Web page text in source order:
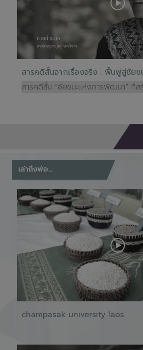
สารคดีสั้นจากเรื่องจริง : ฟื้นฟูสู่ชัยช
สารคดีสั้น “ชัยชนะแห่งการพัฒนา” ที่ส
เล่าถึงพ่อ...
champasak university laos